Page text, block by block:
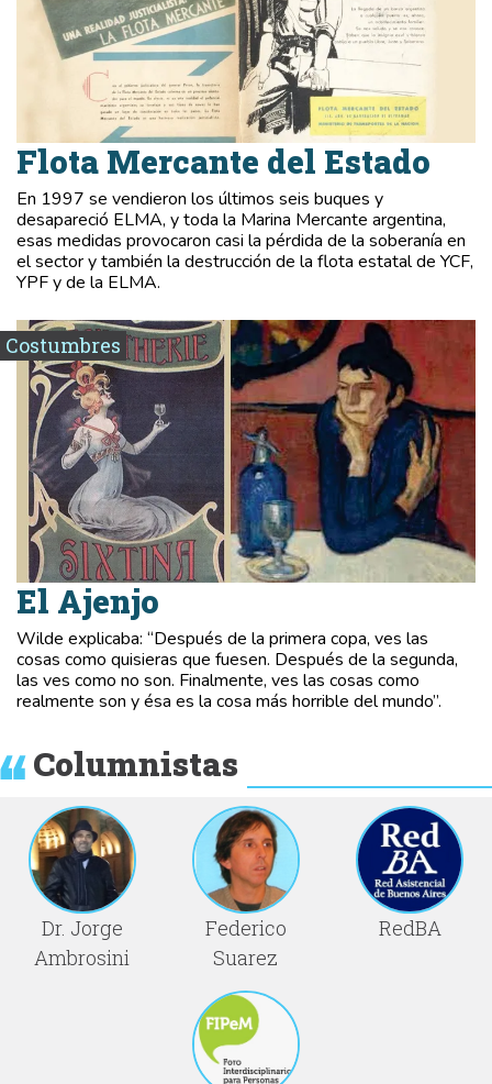
Flota Mercante del Estado
En 1997 se vendieron los últimos seis buques y
desapareció ELMA, y toda la Marina Mercante argentina,
esas medidas provocaron casi la pérdida de la soberanía en
el sector y también la destrucción de la flota estatal de YCF,
YPF y de la ELMA.
Costumbres
El Ajenjo
Wilde explicaba: “Después de la primera copa, ves las
cosas como quisieras que fuesen. Después de la segunda,
las ves como no son. Finalmente, ves las cosas como
realmente son y ésa es la cosa más horrible del mundo”.
Columnistas
Dr. Jorge
Ambrosini
Federico
Suarez
RedBA